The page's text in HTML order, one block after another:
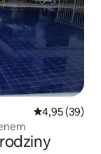
Średnia
4,95 (39)